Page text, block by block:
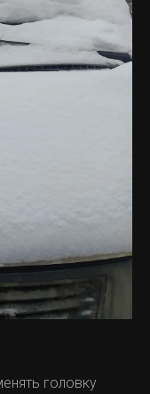
головку